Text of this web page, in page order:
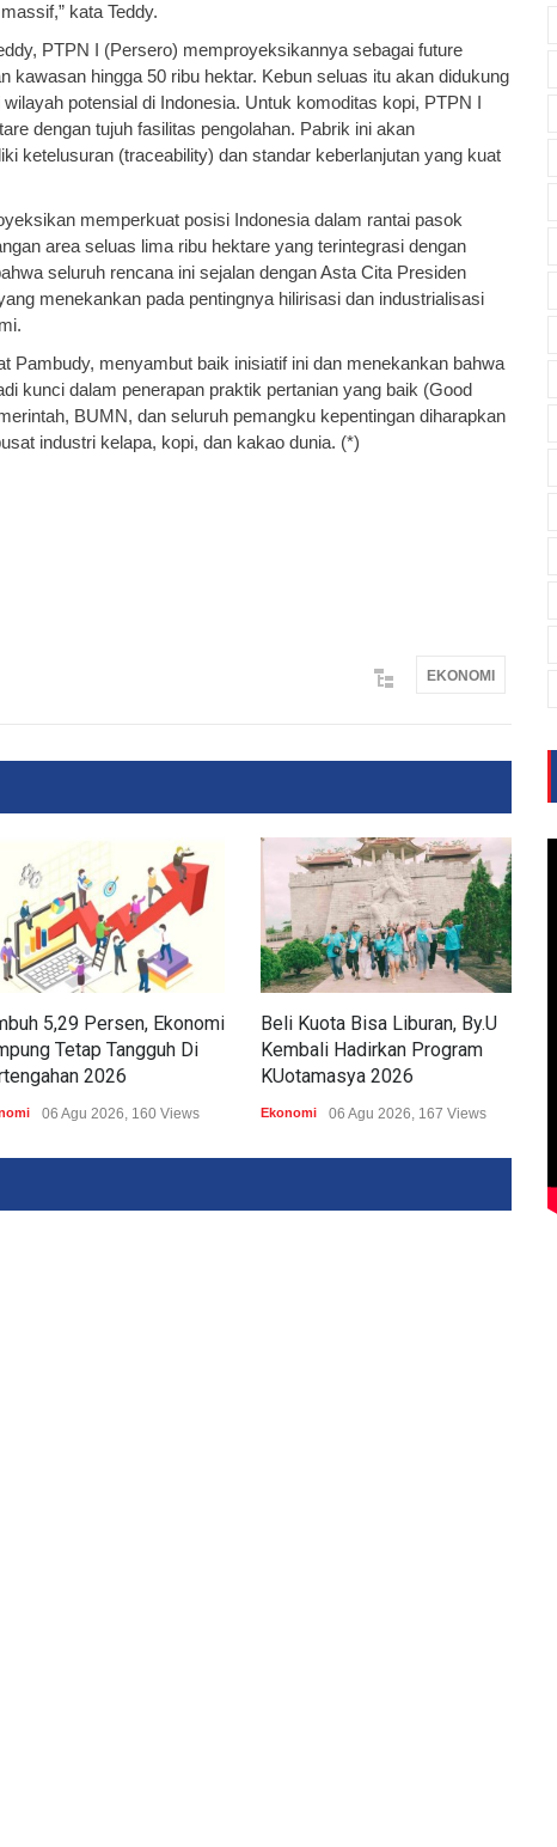
kata Teddy.
PTPN I (Persero) memproyeksikannya sebagai future
kawasan hingga 50 ribu hektar. Kebun seluas itu akan didukung
potensial di Indonesia. Untuk komoditas kopi, PTPN I
dengan tujuh fasilitas pengolahan. Pabrik ini akan
ketelusuran (traceability) dan standar keberlanjutan yang kuat
memperkuat posisi Indonesia dalam rantai pasok
area seluas lima ribu hektare yang terintegrasi dengan
seluruh rencana ini sejalan dengan Asta Cita Presiden
menekankan pada pentingnya hilirisasi dan industrialisasi
Pambudy, menyambut baik inisiatif ini dan menekankan bahwa
kunci dalam penerapan praktik pertanian yang baik (Good
BUMN, dan seluruh pemangku kepentingan diharapkan
industri kelapa, kopi, dan kakao dunia. (*)
EKONOMI
5,29 Persen, Ekonomi
Tetap Tangguh Di
2026
06 Agu 2026, 160 Views
Beli Kuota Bisa Liburan, By.U
Kembali Hadirkan Program
KUotamasya 2026
Ekonomi 06 Agu 2026, 167 Views